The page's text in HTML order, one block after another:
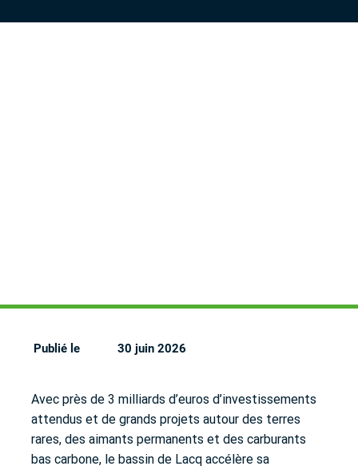
Publié le 30 juin 2026
Avec près de 3 milliards d’euros d’investissements
attendus et de grands projets autour des terres
rares, des aimants permanents et des carburants
bas carbone, le bassin de Lacq accélère sa